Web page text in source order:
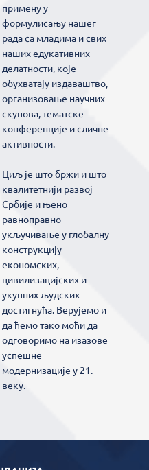
примену у
формулисању нашег
рада са младима и свих
наших едукативних
делатности, које
обухватају издаваштво,
организовање научних
скупова, тематске
конференције и сличне
активности.
Циљ је што бржи и што
квалитетнији развој
Србије и њено
равноправно
укључивање у глобалну
конструкцију
економских,
цивилизацијских и
укупних људских
достигнућа. Верујемо и
да ћемо тако моћи да
одговоримо на изазове
успешне
модернизације у 21.
веку.